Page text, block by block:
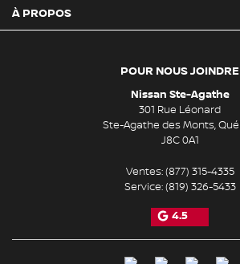
POUR NOUS JOINDRE
Nissan Ste-Agathe
301 Rue Léonard
Ste-Agathe des Monts,
J8C 0A1
Ventes:(877) 315-4335
Service:(819) 326-5433
4.5
À PROPOS